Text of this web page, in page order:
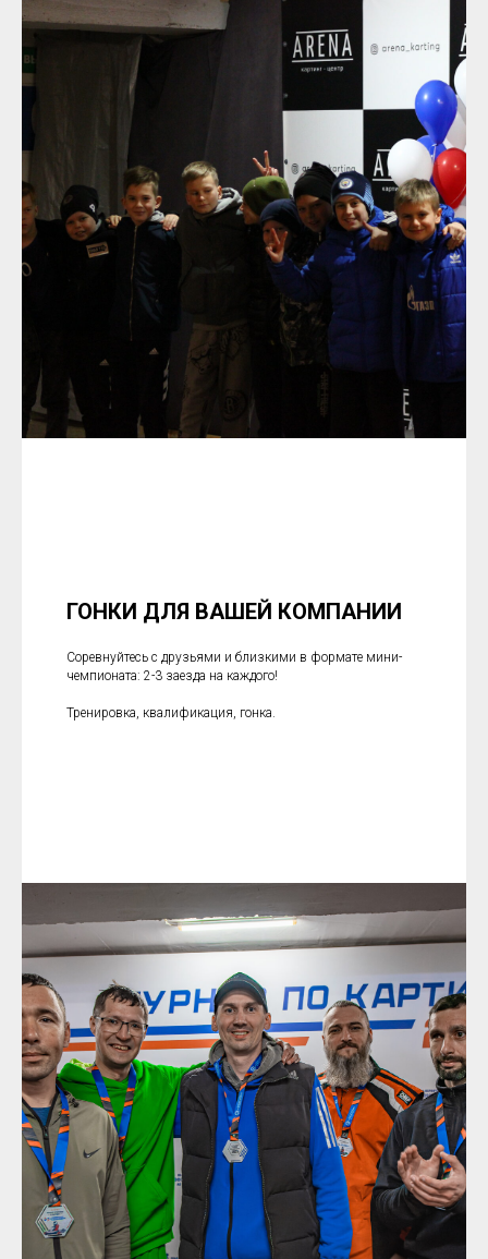
ГОНКИ ДЛЯ ВАШЕЙ КОМПАНИИ
Соревнуйтесь с друзьями и близкими в формате мини-
чемпионата: 2-3 заезда на каждого!
Тренировка, квалификация, гонка.